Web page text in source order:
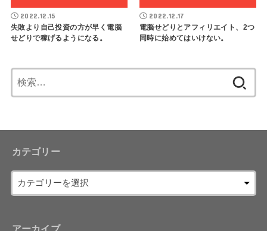
2022.12.15
失敗より自己投資の方が早く電脳
せどりで稼げるようになる。
2022.12.17
電脳せどりとアフィリエイト、2つ
同時に始めてはいけない。
索:
カテゴリー
アーカイブ